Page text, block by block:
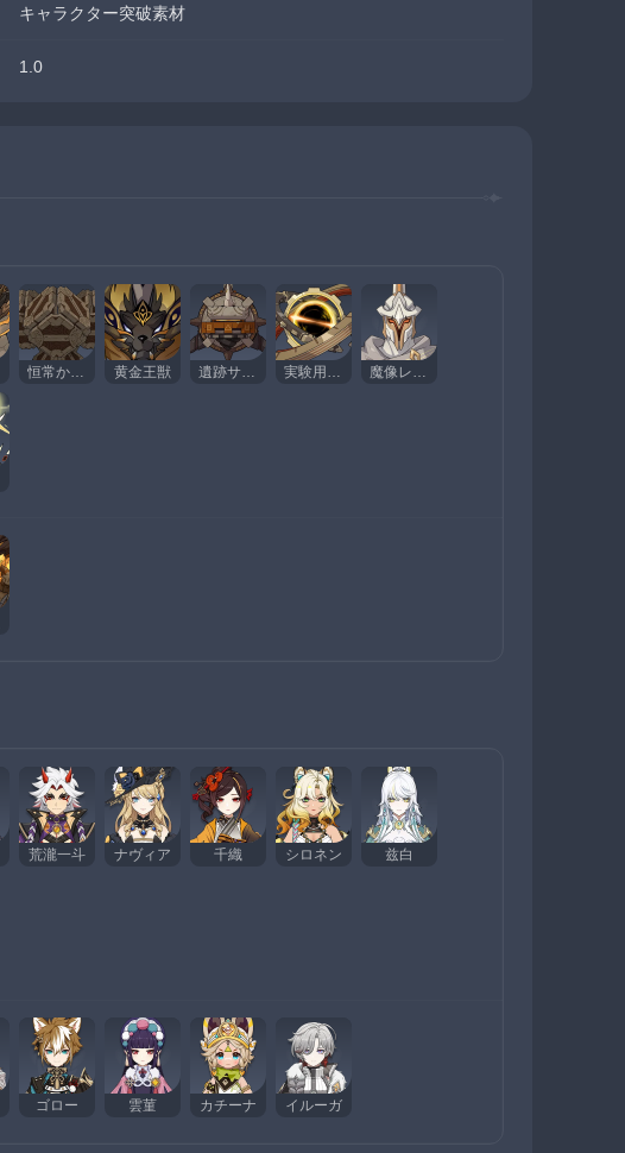
キャラクター突破素材
1.0
恒常からくり陣形 黄金王獣 遺跡サーペント 実験用フィールド生成装置 魔像レガトゥス
荒瀧一斗 ナヴィア 千織 シロネン 兹白
ゴロー 雲菫 カチーナ イルーガ